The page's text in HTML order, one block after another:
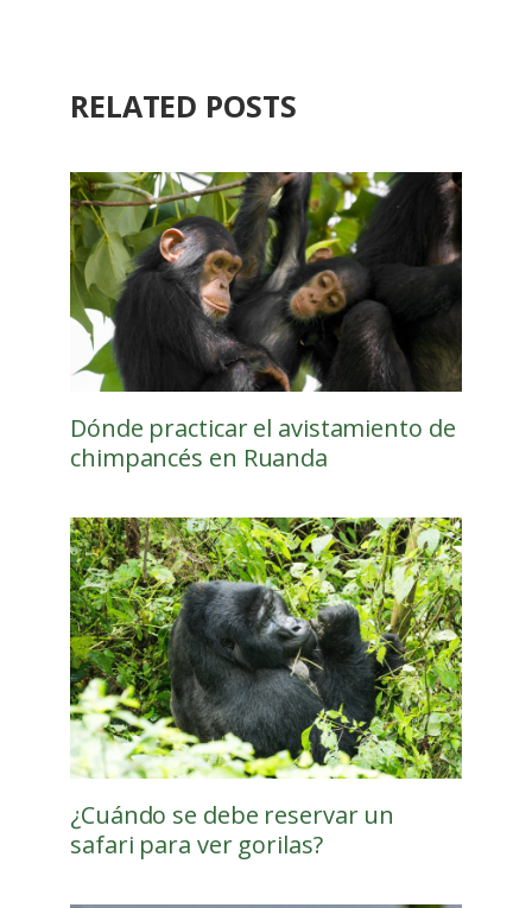
RELATED POSTS
Dónde practicar el avistamiento de
chimpancés en Ruanda
¿Cuándo se debe reservar un
safari para ver gorilas?